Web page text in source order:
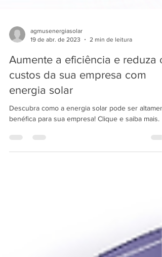
19 de abr. de 2023
2 min de leitura
Aumente a eficiência e reduza
custos da sua empresa com
energia solar
benéfica para sua empresa! Clique e saiba mais.